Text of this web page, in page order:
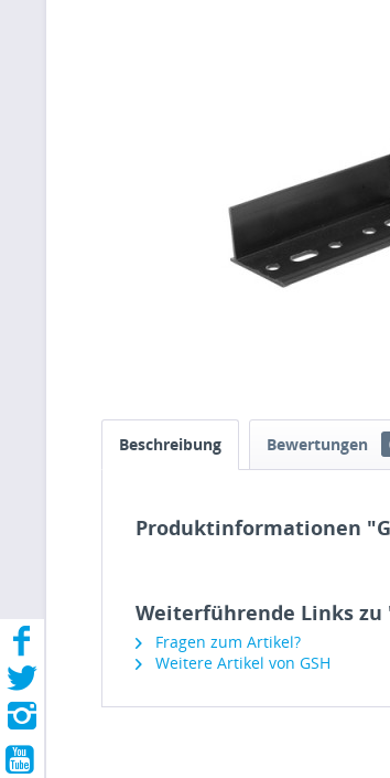
Beschreibung Bewertungen
Produktinformationen
Weiterführende Links zu
Fragen zum Artikel?
Weitere Artikel von GSH